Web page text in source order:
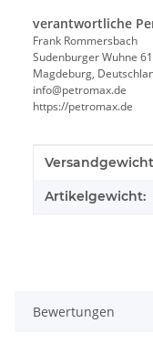
verantwortliche
Frank Rommersbach
Sudenburger Wuhne 61
Magdeburg,
info@petromax.de
https://petromax.de
Wert
Artikelgewicht:
Bewertungen